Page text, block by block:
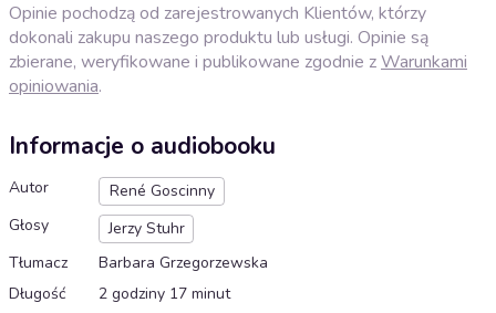
Opinie pochodzą od zarejestrowanych Klientów, którzy
dokonali zakupu naszego produktu lub usługi. Opinie są
zbierane, weryfikowane i publikowane zgodnie zWarunkami
opiniowania.
Informacje o audiobooku
Autor
René Goscinny
Głosy
Jerzy Stuhr
Tłumacz
Barbara Grzegorzewska
Długość
2 godziny 17 minut